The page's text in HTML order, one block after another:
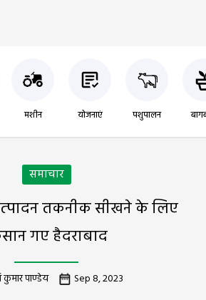
मशीन योजनाएं पशुपालन
समाचार
तकनीक सीखने के लिए
गए हैदराबाद
कुमार पाण्डेय Sep 8, 2023